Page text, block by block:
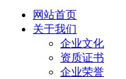
网站首页
关于我们
企业文化
资质证书
企业荣誉